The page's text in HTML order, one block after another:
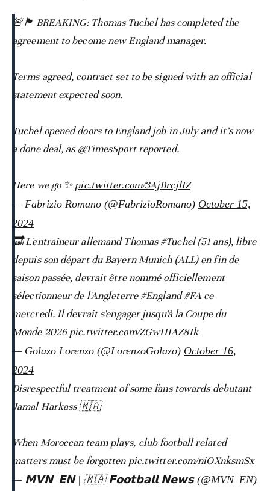
🚨🏴󠁧󠁢󠁥󠁮󠁧󠁿 BREAKING: Thomas Tuchel has completed the
agreement to become new England manager.
Terms agreed, contract set to be signed with an official
statement expected soon.
Tuchel opened doors to England job in July and it’s now
a done deal, as @TimesSportreported.
Here we go ✨pic.twitter.com/3AjBrcjlIZ
— Fabrizio Romano (@FabrizioRomano) October 15,
2024
🔜 L'entraîneur allemand Thomas#Tuchel(51 ans), libre
depuis son départ du Bayern Munich (ALL) en fin de
saison passée, devrait être nommé officiellement
sélectionneur de l'Angleterre#England #FAce
mercredi. Il devrait s'engager jusqu'à la Coupe du
Monde 2026pic.twitter.com/ZGwHIAZ8Ik
— Golazo Lorenzo (@LorenzoGolazo) October 16,
2024
Disrespectful treatment of some fans towards debutant
Jamal Harkass 🇲🇦
When Moroccan team plays, club football related
matters must be forgotten pic.twitter.com/niOXnksmSx
— 𝗠𝗩𝗡_𝗘𝗡 | 🇲🇦 𝗙𝗼𝗼𝘁𝗯𝗮𝗹𝗹 𝗡𝗲𝘄𝘀 (@MVN_EN)